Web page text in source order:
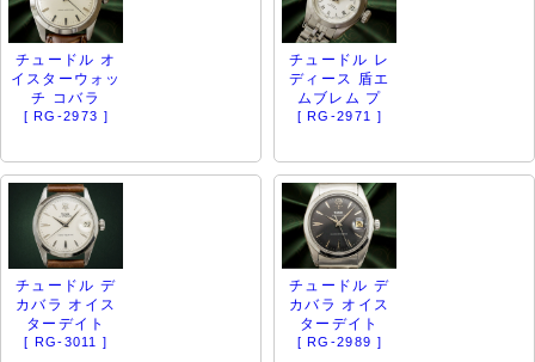
チュードル オ
イスターウォッ
チ コバラ
[ RG-2973 ]
チュードル レ
ディース 盾エ
ムブレム プ
[ RG-2971 ]
チュードル デ
カバラ オイス
ターデイト
[ RG-3011 ]
チュードル デ
カバラ オイス
ターデイト
[ RG-2989 ]